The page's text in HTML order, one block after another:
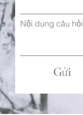
Nội dung câu hỏi
Gửi